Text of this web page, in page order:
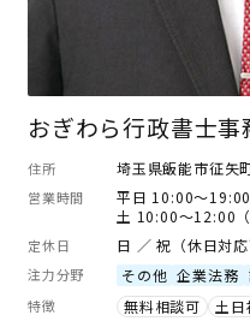
おぎわら行政書士事
住所 埼玉県飯能市征矢
営業時間
平日 10:00～19:00
土 10:00～12:00（
定休日 日 ／ 祝（休日対応
注力分野 その他 企業法務
特徴 無料相談可 土